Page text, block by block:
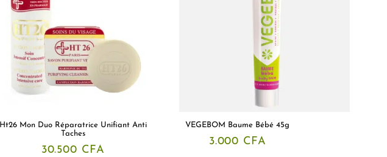
Ht26 Mon Duo Réparatrice Unifiant Anti
Taches
30.500 CFA
VEGEBOM Baume Bébé 45g
3.000 CFA